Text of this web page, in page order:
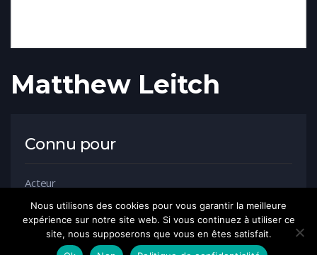
Matthew Leitch
Connu pour
Acteur
Nous utilisons des cookies pour vous garantir la meilleure
expérience sur notre site web. Si vous continuez à utiliser ce
site, nous supposerons que vous en êtes satisfait.